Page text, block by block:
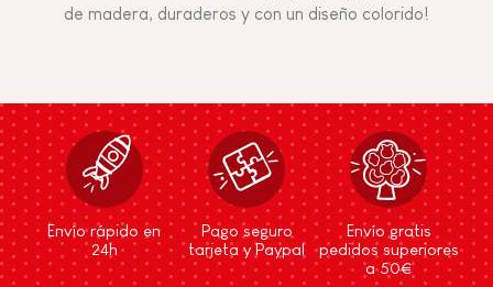
de madera, duraderos y con un diseño colorido!
Envío rápido en
24h
Pago seguro
tarjeta y Paypal
Envío gratis
pedidos superiores
a 50€